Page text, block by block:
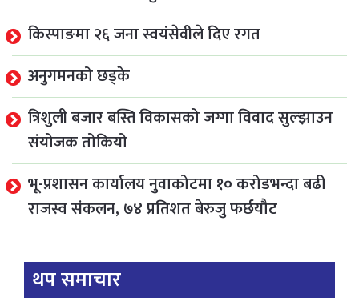
किस्पाङमा २६ जना स्वयंसेवीले दिए रगत
अनुगमनको छड्के
त्रिशुली बजार बस्ति विकासको जग्गा विवाद सुल्झाउन
संयोजक तोकियो
भू-प्रशासन कार्यालय नुवाकोटमा १० करोडभन्दा बढी
राजस्व संकलन, ७४ प्रतिशत बेरुजु फर्छयौट
थप समाचार